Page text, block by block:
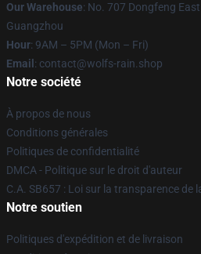
Our Warehouse: No. 707 Dongfeng
Guangzhou
Hour: 9AM – 5PM (Mon – Fri)
Email : contact@wolfs-rain.shop
Notre société
À propos de nous
Conditions générales
Politiques de confidentialité
DMCA - Politique sur le droit d'auteur
C.A. SB657 : Loi sur la transparence de
Notre soutien
Politiques d'expédition et de livraison